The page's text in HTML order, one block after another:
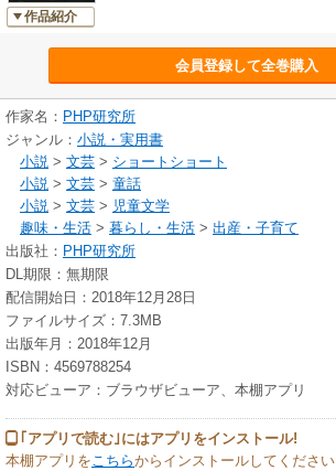
作品紹介
会員登録して全巻購入
作家名： PHP研究所
ジャンル： 小説・実用書
小説 > 文芸 > ショートショート
小説 > 文芸 > 童話
小説 > 文芸 > 児童文学
趣味・生活 > 暮らし・生活 > 出産・子育て
出版社： PHP研究所
DL期限：無期限
配信開始日：2018年12月28日
ファイルサイズ：7.3MB
出版年月：2018年12月
ISBN：4569788254
対応ビューア：ブラウザビューア、本棚アプリ
｢アプリで読む｣にはアプリをインストール!
本棚アプリをこちらからインストールしてください